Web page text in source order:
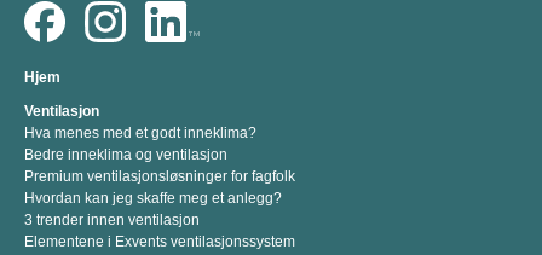
Hjem
Ventilasjon
Hva menes med et godt inneklima?
Bedre inneklima og ventilasjon
Premium ventilasjonsløsninger for fagfolk
Hvordan kan jeg skaffe meg et anlegg?
3 trender innen ventilasjon
Elementene i Exvents ventilasjonssystem